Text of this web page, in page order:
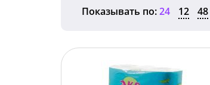
Показывать по:24 12 48